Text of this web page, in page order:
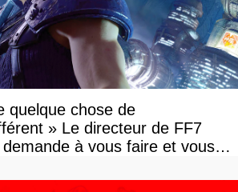
quelque chose de
» Le directeur de FF7
à vous faire et vous